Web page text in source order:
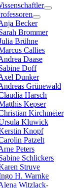
Becker
Brommer
Brühne
Callies
Daase
Doff
Dunker
Grünewald
Harsch
Kepser
Kirchmeier
Kluwick
Knopf
Patzelt
Peters
Schlickers
Struve
H. Warnke
Witzlack-